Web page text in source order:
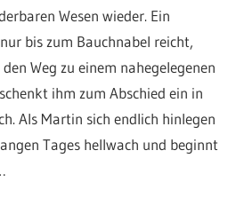
Wesen wieder. Ein
bis zum Bauchnabel reicht,
Weg zu einem nahegelegenen
ihm zum Abschied ein in
Als Martin sich endlich hinlegen
Tages hellwach und beginnt